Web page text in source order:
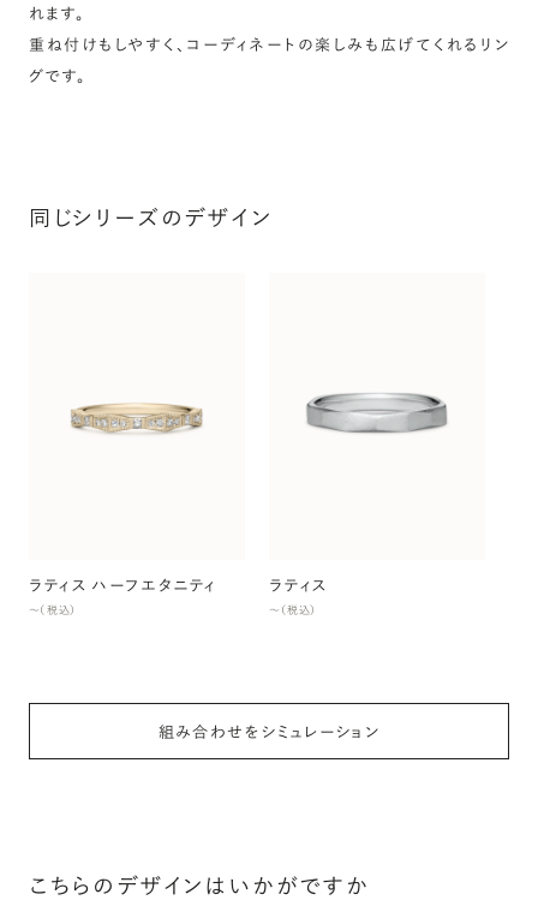
れます。
重ね付けもしやすく、コーディネートの楽しみも広げてくれるリン
グです。
同じシリーズのデザイン
ラティス ハーフエタニティ
〜（税込）
ラティス
〜（税込）
組み合わせをシミュレーション
こちらのデザインはいかがですか